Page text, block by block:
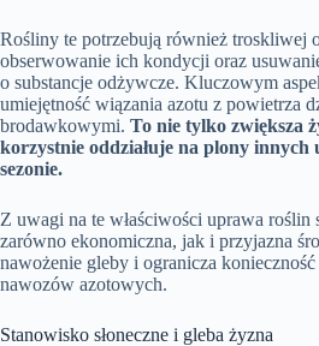
Rośliny te potrzebują również troskliwej
obserwowanie ich kondycji oraz
o substancje odżywcze. Kluczowym
umiejętność wiązania azotu z powietrza
brodawkowymi. To nie tylko zwiększa
korzystnie oddziałuje na plony innych
sezonie.
Z uwagi na te właściwości uprawa
zarówno ekonomiczna, jak i przyjazna
nawożenie gleby i ogranicza
nawozów azotowych.
Stanowisko słoneczne i gleba żyzna